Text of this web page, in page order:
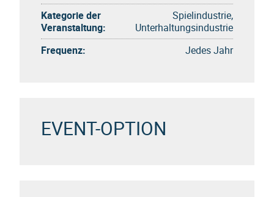
Kategorie der
Veranstaltung:
Spielindustrie,
Unterhaltungsindustrie
Frequenz:
Jedes Jahr
EVENT-OPTION